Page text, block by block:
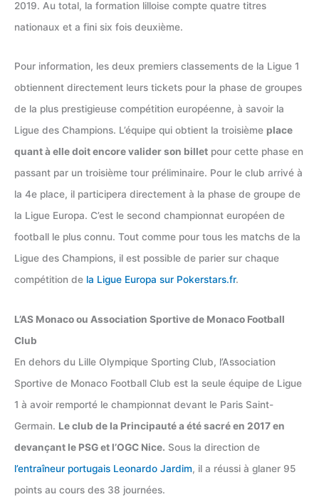
2019. Au total, la formation lilloise compte quatre titres
nationaux et a fini six fois deuxième.
Pour information, les deux premiers classements de la Ligue 1
obtiennent directement leurs tickets pour la phase de groupes
de la plus prestigieuse compétition européenne, à savoir la
Ligue des Champions. L’équipe qui obtient la troisième place
quant à elle doit encore valider son billet pour cette phase en
passant par un troisième tour préliminaire. Pour le club arrivé à
la 4e place, il participera directement à la phase de groupe de
la Ligue Europa. C’est le second championnat européen de
football le plus connu. Tout comme pour tous les matchs de la
Ligue des Champions, il est possible de parier sur chaque
compétition de la Ligue Europa sur Pokerstars.fr.
L’AS Monaco ou Association Sportive de Monaco Football
Club
En dehors du Lille Olympique Sporting Club, l’Association
Sportive de Monaco Football Club est la seule équipe de Ligue
1 à avoir remporté le championnat devant le Paris Saint-
Germain. Le club de la Principauté a été sacré en 2017 en
devançant le PSG et l’OGC Nice. Sous la direction de
l’entraîneur portugais Leonardo Jardim, il a réussi à glaner 95
points au cours des 38 journées.